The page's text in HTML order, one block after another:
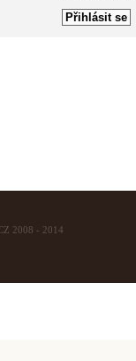
2008 - 2014